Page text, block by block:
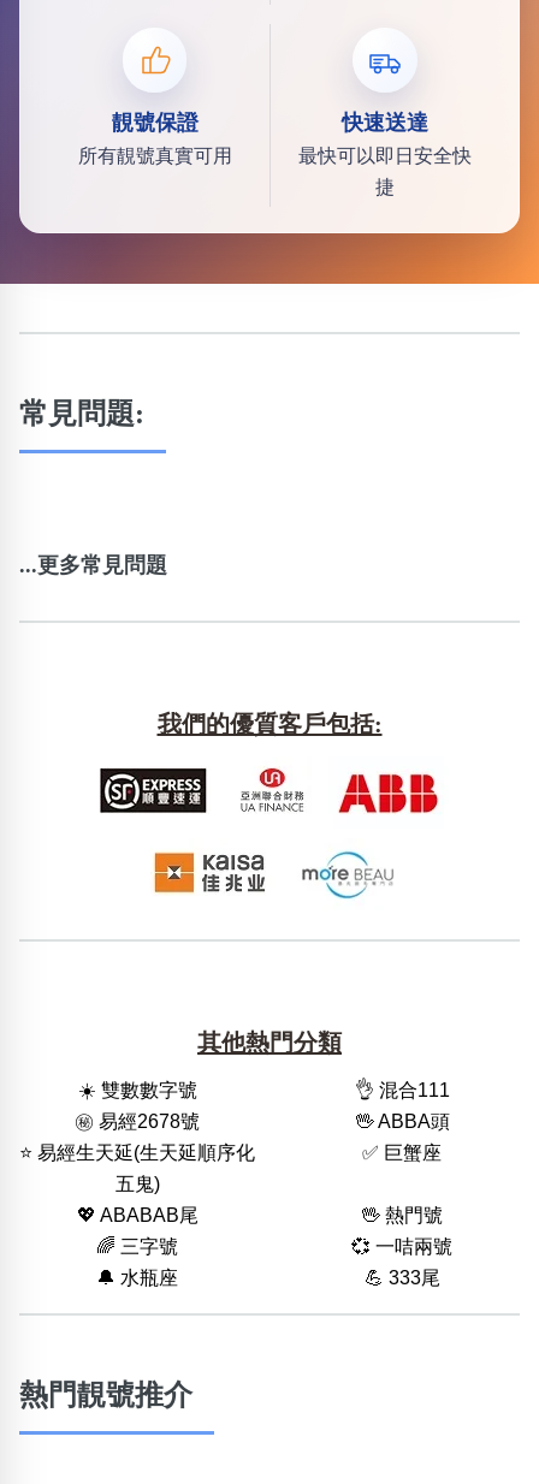
靚號保證
所有靚號真實可用
快速送達
最快可以即日安全快
捷
常見問題:
...更多常見問題
我們的優質客戶包括:
其他熱門分類
☀️ 雙數數字號
👌 混合111
㊙️ 易經2678號
🖖 ABBA頭
⭐️ 易經生天延(生天延順序化
五鬼)
✅ 巨蟹座
💖 ABABAB尾
🖖 熱門號
🌈 三字號
💞 一咭兩號
🔔 水瓶座
💪 333尾
熱門靚號推介